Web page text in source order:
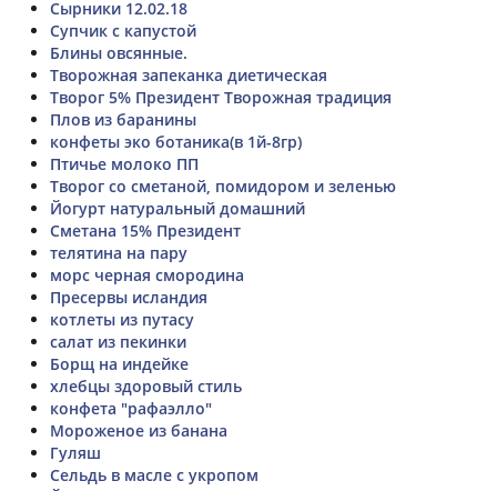
Сырники 12.02.18
Супчик с капустой
Блины овсянные.
Творожная запеканка диетическая
Творог 5% Президент Творожная традиция
Плов из баранины
конфеты эко ботаника(в 1й-8гр)
Птичье молоко ПП
Творог со сметаной, помидором и зеленью
Йогурт натуральный домашний
Сметана 15% Президент
телятина на пару
морс черная смородина
Пресервы исландия
котлеты из путасу
салат из пекинки
Борщ на индейке
хлебцы здоровый стиль
конфета "рафаэлло"
Мороженое из банана
Гуляш
Сельдь в масле с укропом